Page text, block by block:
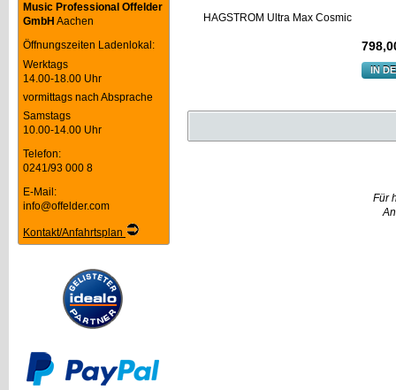
Music Professional Offelder
GmbH Aachen
Öffnungszeiten Ladenlokal:
Werktags
14.00-18.00 Uhr
vormittags nach Absprache
Samstags
10.00-14.00 Uhr
Telefon:
0241/93 000 8
E-Mail:
info@offelder.com
Kontakt/Anfahrtsplan
IN
Für